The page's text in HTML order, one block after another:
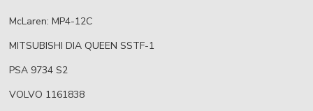
McLaren: MP4-12C
MITSUBISHI DIA QUEEN SSTF-1
PSA 9734 S2
VOLVO 1161838